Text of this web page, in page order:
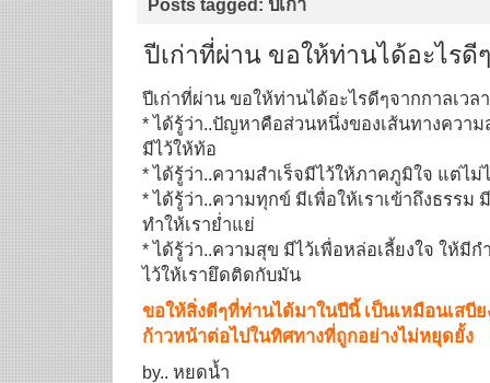
Posts tagged: ปีเก่า
ปีเก่าที่ผ่าน ขอให้ท่านได้อะไรดี
ปีเก่าที่ผ่าน ขอให้ท่านได้อะไรดีๆจากกาลเวลา
* ได้รู้ว่า..ปัญหาคือส่วนหนึ่งของเส้นทางควา
มีไว้ให้ท้อ
* ได้รู้ว่า..ความสำเร็จมีไว้ให้ภาคภูมิใจ แต่ไ
* ได้รู้ว่า..ความทุกข์ มีเพื่อให้เราเข้าถึงธรรม
ทำให้เราย่ำแย่
* ได้รู้ว่า..ความสุข มีไว้เพื่อหล่อเลี้ยงใจ ให้มี
ไว้ให้เรายึดติดกับมัน
ขอให้สิ่งดีๆที่ท่านได้มาในปีนี้ เป็นเหมือนเสบี
ก้าวหน้าต่อไปในทิศทางที่ถูกอย่างไม่หยุดยั้ง
by.. หยดน้ำ